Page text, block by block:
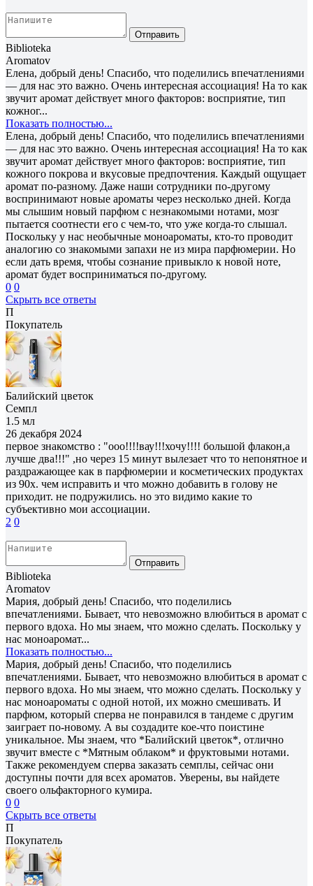
Отправить
Biblioteka
Aromatov
Елена, добрый день! Спасибо, что поделились впечатлениями
— для нас это важно. Очень интересная ассоциация! На то как
звучит аромат действует много факторов: восприятие, тип
кожног...
Показать полностью...
Елена, добрый день! Спасибо, что поделились впечатлениями
— для нас это важно. Очень интересная ассоциация! На то как
звучит аромат действует много факторов: восприятие, тип
кожного покрова и вкусовые предпочтения. Каждый ощущает
аромат по-разному. Даже наши сотрудники по-другому
воспринимают новые ароматы через несколько дней. Когда
мы слышим новый парфюм с незнакомыми нотами, мозг
пытается соотнести его с чем-то, что уже когда-то слышал.
Поскольку у нас необычные моноароматы, кто-то проводит
аналогию со знакомыми запахи не из мира парфюмерии. Но
если дать время, чтобы сознание привыкло к новой ноте,
аромат будет восприниматься по-другому.
0 0
Скрыть все ответы
П
Покупатель
Балийский цветок
Семпл
1.5 мл
26 декабря 2024
первое знакомство : "ооо!!!!вау!!!хочу!!!! большой флакон,а
лучше два!!!" ,но через 15 минут вылезает что то непонятное и
раздражающее как в парфюмерии и косметических продуктах
из 90х. чем исправить и что можно добавить в голову не
приходит. не подружились. но это видимо какие то
субъективно мои ассоциации.
2 0
Отправить
Biblioteka
Aromatov
Мария, добрый день! Спасибо, что поделились
впечатлениями. Бывает, что невозможно влюбиться в аромат с
первого вдоха. Но мы знаем, что можно сделать. Поскольку у
нас моноаромат...
Показать полностью...
Мария, добрый день! Спасибо, что поделились
впечатлениями. Бывает, что невозможно влюбиться в аромат с
первого вдоха. Но мы знаем, что можно сделать. Поскольку у
нас моноароматы с одной нотой, их можно смешивать. И
парфюм, который сперва не понравился в тандеме с другим
заиграет по-новому. А вы создадите кое-что поистине
уникальное. Мы знаем, что *Балийский цветок*, отлично
звучит вместе с *Мятным облаком* и фруктовыми нотами.
Также рекомендуем сперва заказать семплы, сейчас они
доступны почти для всех ароматов. Уверены, вы найдете
своего ольфакторного кумира.
0 0
Скрыть все ответы
П
Покупатель